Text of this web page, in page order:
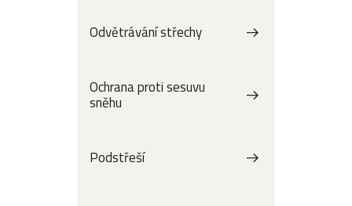
Odvětrávání střechy
Ochrana proti sesuvu
sněhu
Podstřeší